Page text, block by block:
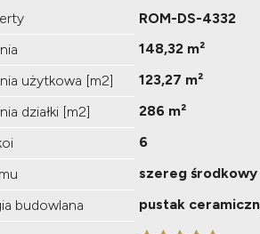
ROM-DS-4332
148,32 m²
użytkowa [m2]
123,27 m²
działki [m2]
286 m²
6
szereg środkowy
budowlana
pustak